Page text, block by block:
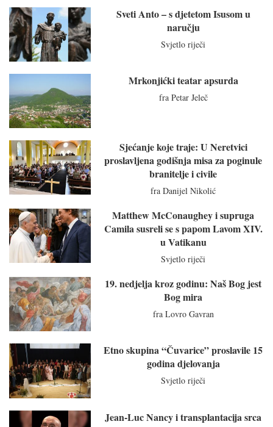
Sveti Anto – s djetetom Isusom u
naručju
Svjetlo riječi
Mrkonjićki teatar apsurda
fra Petar Jeleč
Sjećanje koje traje: U Neretvici
proslavljena godišnja misa za poginule
branitelje i civile
fra Danijel Nikolić
Matthew McConaughey i supruga
Camila susreli se s papom Lavom XIV.
u Vatikanu
Svjetlo riječi
19. nedjelja kroz godinu: Naš Bog jest
Bog mira
fra Lovro Gavran
Etno skupina “Čuvarice” proslavile 15
godina djelovanja
Svjetlo riječi
Jean-Luc Nancy i transplantacija srca